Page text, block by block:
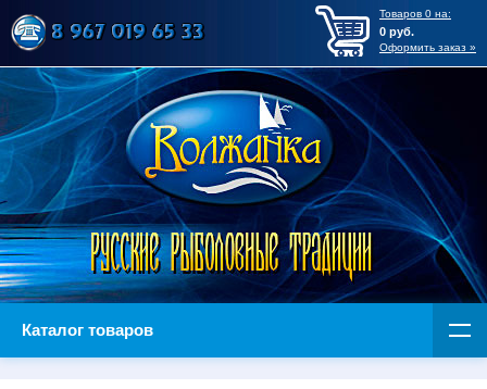
Товаров 0 на:
0 руб.
Оформить заказ »
Каталог товаров